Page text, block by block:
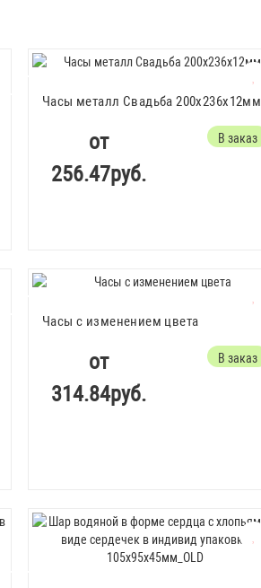
Часы металл Свадьба 200х236х12мм
от
256.47руб.
В заказ
Часы с изменением цвета
от
314.84руб.
В заказ